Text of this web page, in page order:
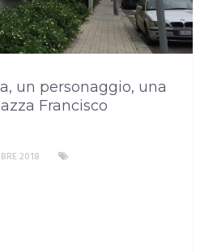
un personaggio, una
Francisco
2018